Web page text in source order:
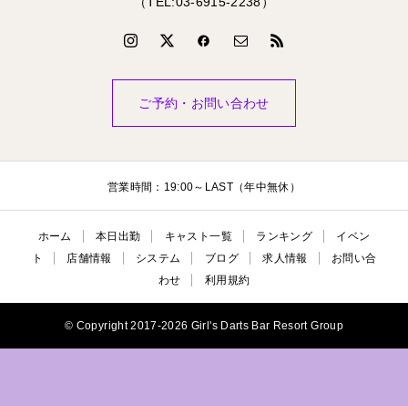
ご予約・お問い合わせ
営業時間：19:00～LAST（年中無休）
ホーム 本日出勤 キャスト一覧 ランキング
イベン
ト
店舗情報 システム ブログ 求人情報
お問い合
わせ
利用規約
© Copyright 2017-2026 Girl's Darts Bar Resort Group